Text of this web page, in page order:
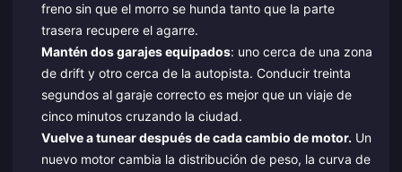
freno sin que el morro se hunda tanto que la parte
trasera recupere el agarre.
Mantén dos garajes equipados: uno cerca de una zona
de drift y otro cerca de la autopista. Conducir treinta
segundos al garaje correcto es mejor que un viaje de
cinco minutos cruzando la ciudad.
Vuelve a tunear después de cada cambio de motor. Un
nuevo motor cambia la distribución de peso, la curva de